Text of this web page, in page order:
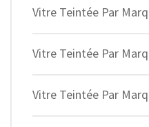
Vitre Teintée Par
Vitre Teintée Par
Vitre Teintée Par